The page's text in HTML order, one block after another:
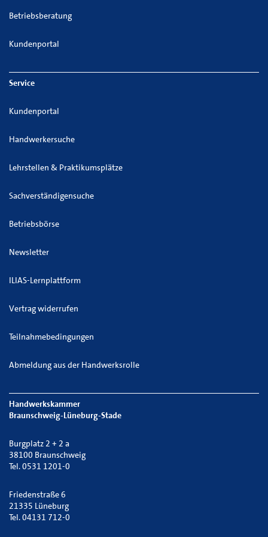
Betriebsberatung
Kundenportal
Service
Kundenportal
Handwerkersuche
Lehrstellen & Praktikumsplätze
Sachverständigensuche
Betriebsbörse
Newsletter
ILIAS-Lernplattform
Vertrag widerrufen
Teilnahmebedingungen
Abmeldung aus der Handwerksrolle
Handwerkskammer
Braunschweig-Lüneburg-Stade
Burgplatz 2 + 2 a
38100 Braunschweig
Tel. 0531 1201-0
Friedenstraße 6
21335 Lüneburg
Tel. 04131 712-0